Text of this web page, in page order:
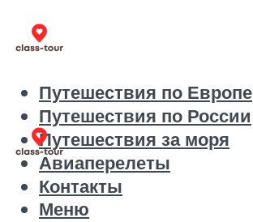
Путешествия по Европе
Путешествия по России
Путешествия за моря
Авиаперелеты
Контакты
Меню